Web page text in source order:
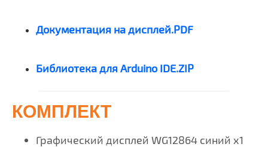
Документация на дисплей.PDF
Библиотека для Arduino IDE.ZIP
КОМПЛЕКТ
Графический дисплей WG12864 синий x1